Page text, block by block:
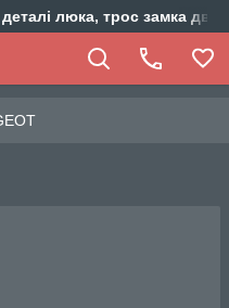
люка, трос замка